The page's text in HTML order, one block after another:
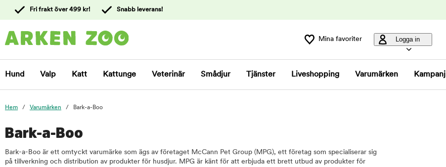
kundtjänst
Fri frakt över 499 kr! Snabb leverans!
Mina favoriter Logga in
Hund Valp Katt Kattunge Veterinär Smådjur Tjänster Liveshopping Varumärken Kampanj
Hem Varumärken Bark-a-Boo
Bark-a-Boo
Bark-a-Boo är ett omtyckt varumärke som ägs av företaget McCann Pet Group (MPG), ett företag som specialiserar sig
på tillverkning och distribution av produkter för husdjur. MPG är känt för att erbjuda ett brett utbud av produkter för